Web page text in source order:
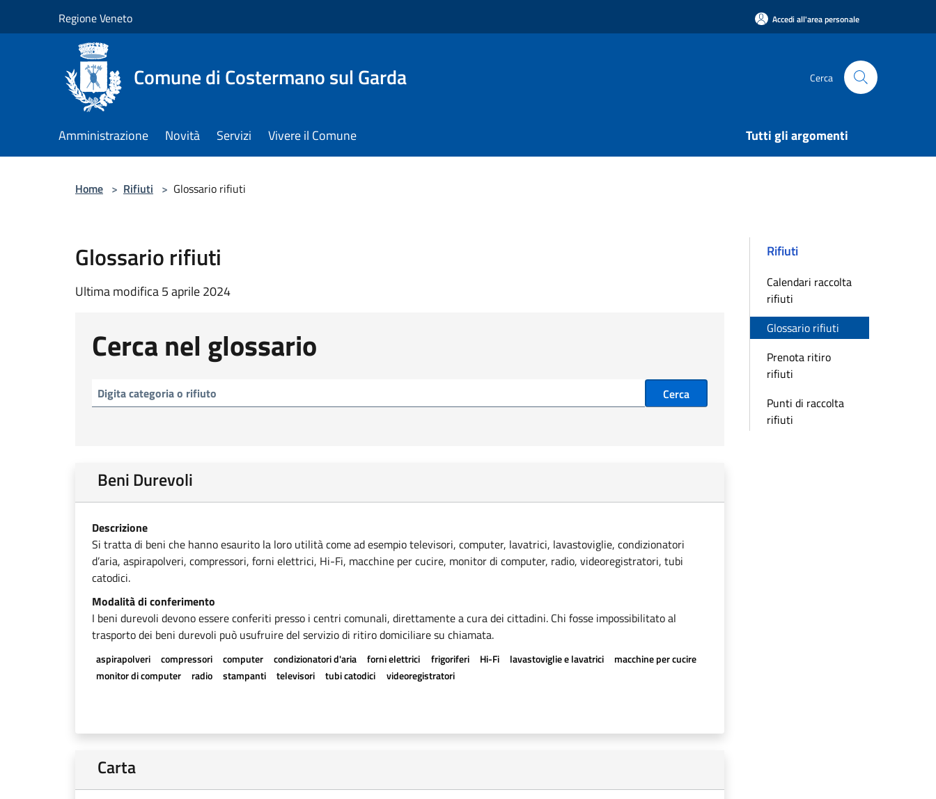
Regione Veneto Accedi all'area personale
Comune di Costermano sul Garda Cerca
Amministrazione Novità Servizi Vivere il Comune Tutti gli argomenti
Home > Rifiuti > Glossario rifiuti
Glossario rifiuti
Ultima modifica 5 aprile 2024
Cerca nel glossario
Cerca
Beni Durevoli
Descrizione
Si tratta di beni che hanno esaurito la loro utilità come ad esempio televisori, computer, lavatrici, lavastoviglie, condizionatori
d’aria, aspirapolveri, compressori, forni elettrici, Hi-Fi, macchine per cucire, monitor di computer, radio, videoregistratori, tubi
catodici.
Modalità di conferimento
I beni durevoli devono essere conferiti presso i centri comunali, direttamente a cura dei cittadini. Chi fosse impossibilitato al
trasporto dei beni durevoli può usufruire del servizio di ritiro domiciliare su chiamata.
aspirapolveri compressori computer condizionatori d'aria forni elettrici frigoriferi Hi-Fi lavastoviglie e lavatrici
macchine per cucire
monitor di computer
radio stampanti televisori tubi catodici videoregistratori
Carta
Rifiuti
Calendari raccolta
rifiuti
Glossario rifiuti
Prenota ritiro
rifiuti
Punti di raccolta
rifiuti